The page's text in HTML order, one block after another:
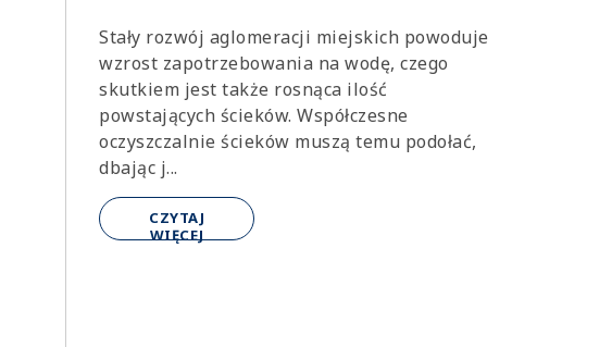
Stały rozwój aglomeracji miejskich powoduje
wzrost zapotrzebowania na wodę, czego
skutkiem jest także rosnąca ilość
powstających ścieków. Współczesne
oczyszczalnie ścieków muszą temu podołać,
dbając j...
CZYTAJ
WIĘCEJ